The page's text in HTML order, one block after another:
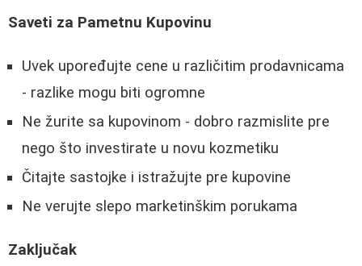
Saveti za Pametnu Kupovinu
Uvek upoređujte cene u različitim prodavnicama
- razlike mogu biti ogromne
Ne žurite sa kupovinom - dobro razmislite pre
nego što investirate u novu kozmetiku
Čitajte sastojke i istražujte pre kupovine
Ne verujte slepo marketinškim porukama
Zaključak